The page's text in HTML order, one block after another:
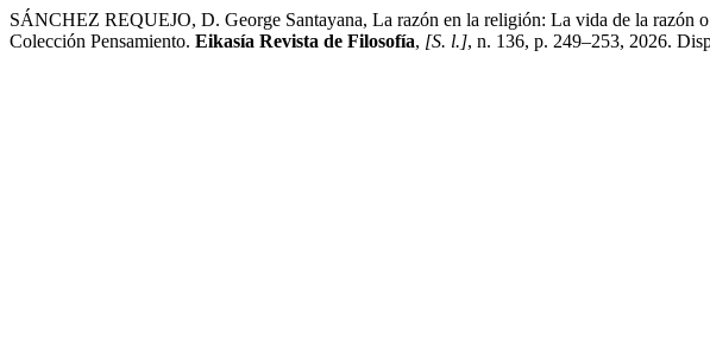
SÁNCHEZ REQUEJO, D. George Santayana, La razón en la religión: La vida de la
Colección Pensamiento. Eikasía Revista de Filosofía, [S. l.], n. 136, p. 249–253, 2026.